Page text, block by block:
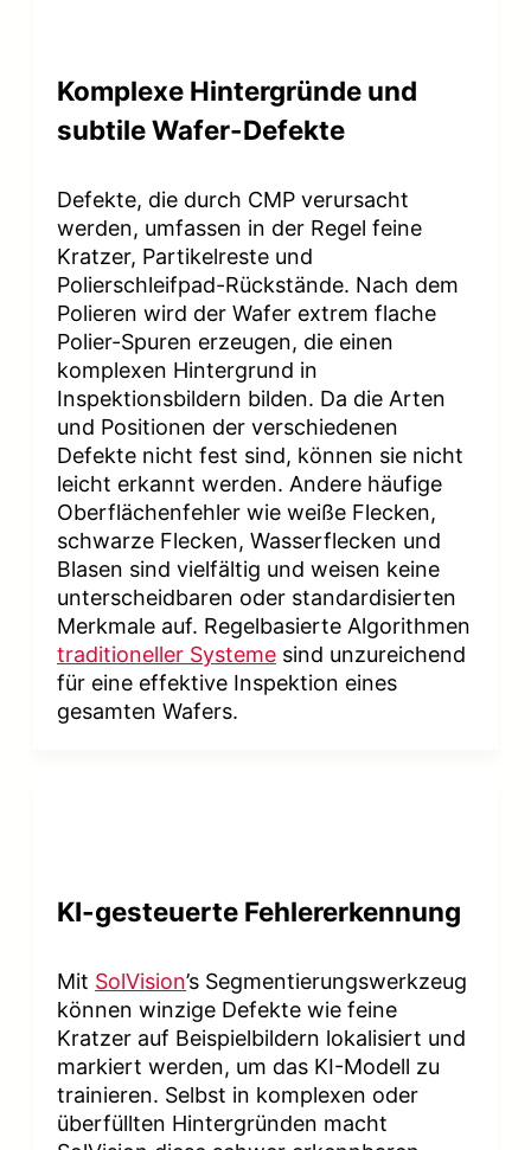
Komplexe Hintergründe und
subtile Wafer-Defekte
Defekte, die durch CMP verursacht
werden, umfassen in der Regel feine
Kratzer, Partikelreste und
Polierschleifpad-Rückstände. Nach dem
Polieren wird der Wafer extrem flache
Polier-Spuren erzeugen, die einen
komplexen Hintergrund in
Inspektionsbildern bilden. Da die Arten
und Positionen der verschiedenen
Defekte nicht fest sind, können sie nicht
leicht erkannt werden. Andere häufige
Oberflächenfehler wie weiße Flecken,
schwarze Flecken, Wasserflecken und
Blasen sind vielfältig und weisen keine
unterscheidbaren oder standardisierten
Merkmale auf. Regelbasierte Algorithmen
traditioneller Systeme sind unzureichend
für eine effektive Inspektion eines
gesamten Wafers.
KI-gesteuerte Fehlererkennung
Mit SolVision’s Segmentierungswerkzeug
können winzige Defekte wie feine
Kratzer auf Beispielbildern lokalisiert und
markiert werden, um das KI-Modell zu
trainieren. Selbst in komplexen oder
überfüllten Hintergründen macht